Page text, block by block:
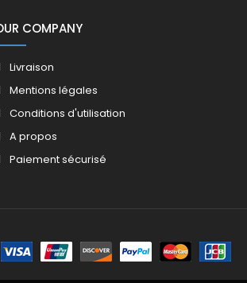
COMPANY
Livraison
Mentions légales
Conditions d'utilisation
A propos
Paiement sécurisé